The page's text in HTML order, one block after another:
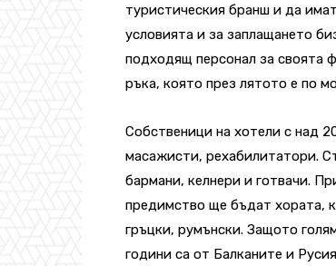
туристическия бранш и да
условията и за заплащането
подходящ персонал за своята
ръка, която през лятото е по
Собственици на хотели с над
масажисти, рехабилитатори.
бармани, келнери и готвачи.
предимство ще бъдат хората,
гръцки, румънски. Защото
години са от Балканите и